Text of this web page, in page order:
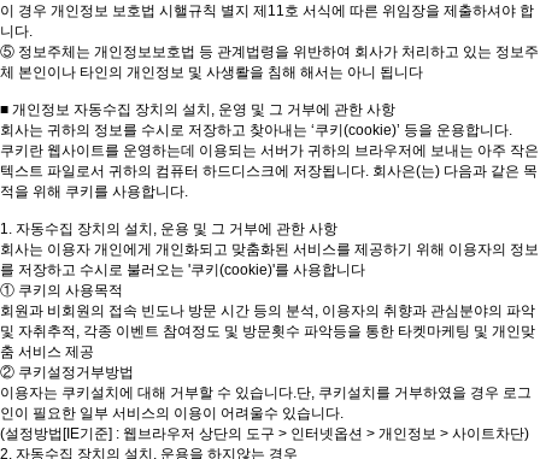
이 경우 개인정보 보호법 시핼규칙 별지 제11호 서식에 따른 위임장을 제출하셔야 합
니다.
⑤ 정보주체는 개인정보보호법 등 관계법령을 위반하여 회사가 처리하고 있는 정보주
체 본인이나 타인의 개인정보 및 사생뢀을 침해 해서는 아니 됩니다
■ 개인정보 자동수집 장치의 설치, 운영 및 그 거부에 관한 사항
회사는 귀하의 정보를 수시로 저장하고 찾아내는 ‘쿠키(cookie)’ 등을 운용합니다.
쿠키란 웹사이트를 운영하는데 이용되는 서버가 귀하의 브라우저에 보내는 아주 작은
텍스트 파일로서 귀하의 컴퓨터 하드디스크에 저장됩니다. 회사은(는) 다음과 같은 목
적을 위해 쿠키를 사용합니다.
1. 자동수집 장치의 설치, 운용 및 그 거부에 관한 사항
회사는 이용자 개인에게 개인화되고 맞춤화된 서비스를 제공하기 위해 이용자의 정보
를 저장하고 수시로 불러오는 '쿠키(cookie)'를 사용합니다
① 쿠키의 사용목적
회원과 비회원의 접속 빈도나 방문 시간 등의 분석, 이용자의 취향과 관심분야의 파악
및 자취추적, 각종 이벤트 참여정도 및 방문횟수 파악등을 통한 타켓마케팅 및 개인맞
춤 서비스 제공
② 쿠키설정거부방법
이용자는 쿠키설치에 대해 거부할 수 있습니다.단, 쿠키설치를 거부하였을 경우 로그
인이 필요한 일부 서비스의 이용이 어려울수 있습니다.
(설정방법[IE기준] : 웹브라우저 상단의 도구 > 인터넷옵션 > 개인정보 > 사이트차단)
2. 자동수집 장치의 설치, 운용을 하지않는 경우